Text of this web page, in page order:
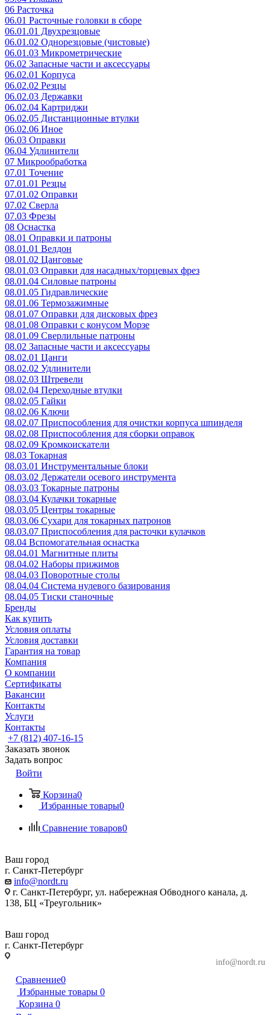
06 Расточка
06.01 Расточные головки в сборе
06.01.01 Двухрезцовые
06.01.02 Однорезцовые (чистовые)
06.01.03 Микрометрические
06.02 Запасные части и аксессуары
06.02.01 Корпуса
06.02.02 Резцы
06.02.03 Державки
06.02.04 Картриджи
06.02.05 Дистанционные втулки
06.02.06 Иное
06.03 Оправки
06.04 Удлинители
07 Микрообработка
07.01 Точение
07.01.01 Резцы
07.01.02 Оправки
07.02 Сверла
07.03 Фрезы
08 Оснастка
08.01 Оправки и патроны
08.01.01 Велдон
08.01.02 Цанговые
08.01.03 Оправки для насадных/торцевых фрез
08.01.04 Силовые патроны
08.01.05 Гидравлические
08.01.06 Термозажимные
08.01.07 Оправки для дисковых фрез
08.01.08 Оправки с конусом Морзе
08.01.09 Сверлильные патроны
08.02 Запасные части и аксессуары
08.02.01 Цанги
08.02.02 Удлинители
08.02.03 Штревели
08.02.04 Переходные втулки
08.02.05 Гайки
08.02.06 Ключи
08.02.07 Приспособления для очистки корпуса шпинделя
08.02.08 Приспособления для сборки оправок
08.02.09 Кромкоискатели
08.03 Токарная
08.03.01 Инструментальные блоки
08.03.02 Держатели осевого инструмента
08.03.03 Токарные патроны
08.03.04 Кулачки токарные
08.03.05 Центры токарные
08.03.06 Сухари для токарных патронов
08.03.07 Приспособления для расточки кулачков
08.04 Вспомогательная оснастка
08.04.01 Магнитные плиты
08.04.02 Наборы прижимов
08.04.03 Поворотные столы
08.04.04 Система нулевого базирования
08.04.05 Тиски станочные
Бренды
Как купить
Условия оплаты
Условия доставки
Гарантия на товар
Компания
О компании
Сертификаты
Вакансии
Контакты
Услуги
Контакты
+7 (812) 407-16-15
Заказать звонок
Задать вопрос
Войти
Корзина0
Избранные товары0
Сравнение товаров0
Ваш город
г. Санкт-Петербург
info@nordt.ru
г. Санкт-Петербург, ул. набережная Обводного канала, д.
138, БЦ «Треугольник»
Ваш город
г. Санкт-Петербург
info@nordt.ru
Сравнение0
Избранные товары 0
Корзина 0